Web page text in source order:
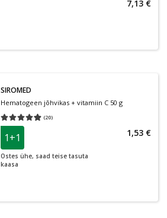
7,13 €
SIROMED
Hematogeen jõhvikas + vitamiin C 50 g
(20)
Keskmine hinnang 4.85
1+1
Ostes ühe, saad teise tasuta
kaasa
1,53 €